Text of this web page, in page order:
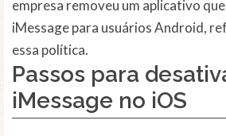
empresa removeu um aplicativo
iMessage para usuários Android,
essa política.
Passos para
iMessage no iOS